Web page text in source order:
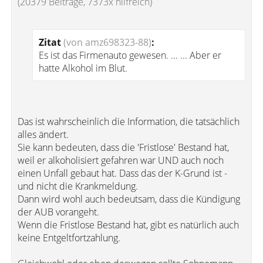
Zitat(von amz698323-88):
Es ist das Firmenauto gewesen. ... ... Aber er
hatte Alkohol im Blut.
Das ist wahrscheinlich die Information, die tatsächlich
alles ändert.
Sie kann bedeuten, dass die 'Fristlose' Bestand hat,
weil er alkoholisiert gefahren war UND auch noch
einen Unfall gebaut hat. Dass das der K-Grund ist -
und nicht die Krankmeldung.
Dann wird wohl auch bedeutsam, dass die Kündigung
der AUB vorangeht.
Wenn die Fristlose Bestand hat, gibt es natürlich auch
keine Entgeltfortzahlung.